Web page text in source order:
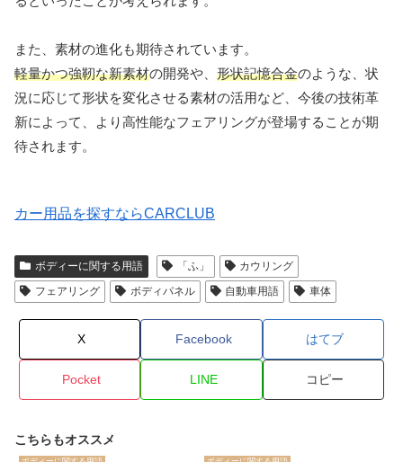
また、素材の進化も期待されています。
軽量かつ強靭な新素材の開発や、 形状記憶合金のような、状
況に応じて形状を変化させる素材の活用など、今後の技術革
新によって、より高性能なフェアリングが登場することが期
待されます。
カー用品を探すならCARCLUB
ボディーに関する用語 「ふ」
カウリング
フェアリング
ボディパネル 自動車用語 車体
X Facebook はてブ
Pocket LINE コピー
こちらもオススメ